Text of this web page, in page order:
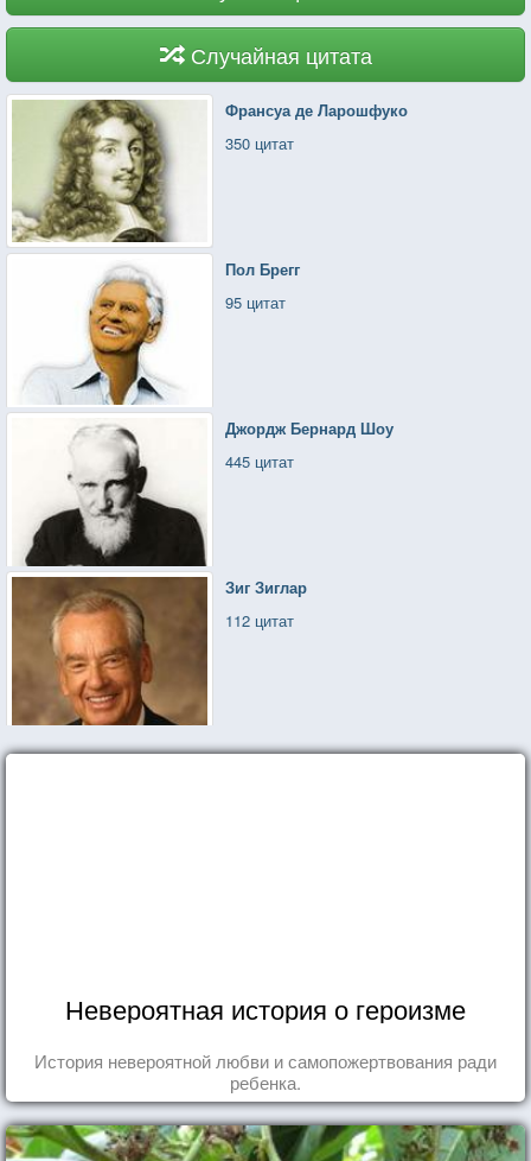
это она.
Спустя год, к ней ушел и он.Случайная цитата
Франсуа де Ларошфуко
350 цитат
Пол Брегг
95 цитат
Джордж Бернард Шоу
445 цитат
Зиг Зиглар
112 цитат
Невероятная история о героизме
История невероятной любви и самопожертвования ради
ребенка.